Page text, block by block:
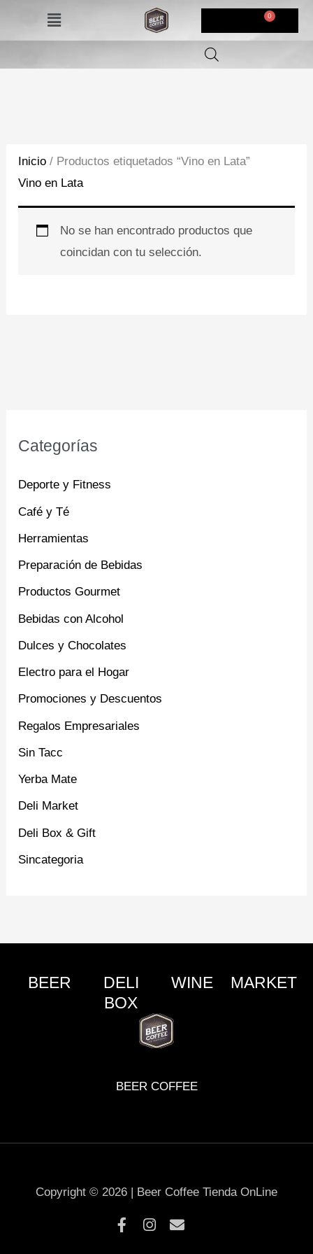
Menú
Categorías
Deporte y Fitness
Café y Té
Herramientas
Preparación de Bebidas
Productos Gourmet
Bebidas con Alcohol
Dulces y Chocolates
Electro para el Hogar
Promociones y Descuentos
Regalos Empresariales
Sin Tacc
Yerba Mate
Deli Market
Deli Box & Gift
Sincategoria
Inicio / Productos etiquetados “Vino en Lata”
Vino en Lata
No se han encontrado productos que
coincidan con tu selección.
BEER
DELI
BOX
WINE MARKET
BEER COFFEE
Copyright © 2026 | Beer Coffee Tienda OnLine